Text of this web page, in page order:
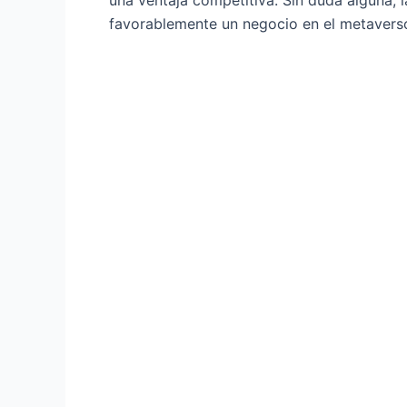
favorablemente un negocio en el